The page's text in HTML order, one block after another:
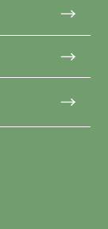
→
→
→